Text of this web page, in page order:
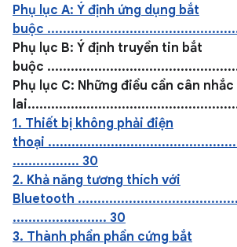
Phụ lục A: Ý định ứng dụng bắt
buộc
Phụ lục B: Ý định truyền tin bắt
buộc
Phụ lục C: Những điều cần cân
1. Thiết bị không phải điện
thoại
................. 30
2. Khả năng tương thích với
Bluetooth
........................ 30
3. Thành phần phần cứng bắt